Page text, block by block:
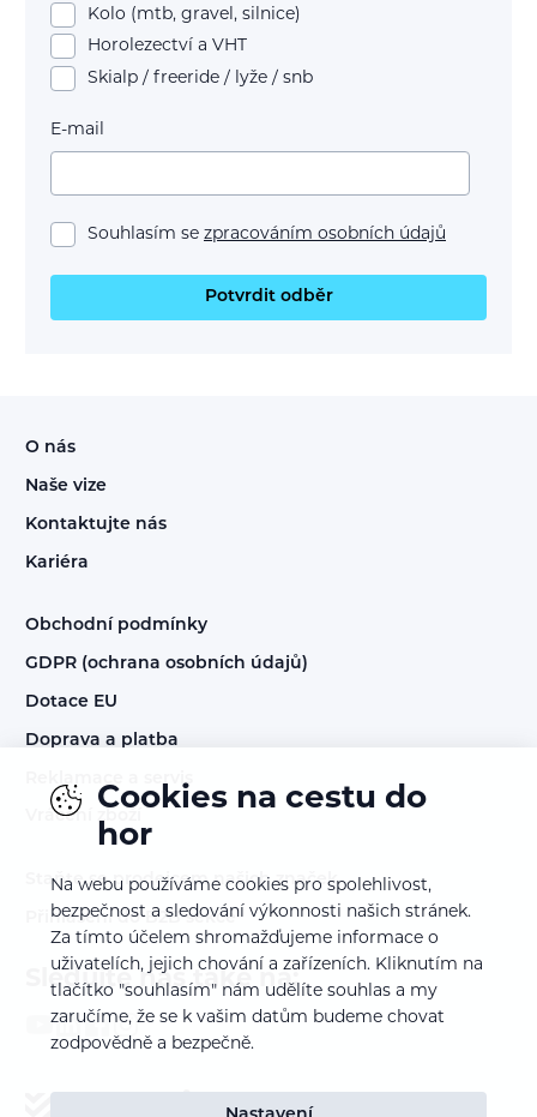
Kolo (mtb, gravel, silnice)
Horolezectví a VHT
Skialp / freeride / lyže / snb
E-mail
Souhlasím se zpracováním osobních údajů
Potvrdit odběr
O nás
Naše vize
Kontaktujte nás
Kariéra
Obchodní podmínky
GDPR (ochrana osobních údajů)
Dotace EU
Doprava a platba
Reklamace a servis
Vrácení zboží
Staňte se prodejcem našich značek
Přihlášení do B2B sekce
Sledujte nás také na:
Cookies na cestu do
hor
Na webu používáme cookies pro spolehlivost,
bezpečnost a sledování výkonnosti našich stránek.
Za tímto účelem shromažďujeme informace o
uživatelích, jejich chování a zařízeních. Kliknutím na
tlačítko "souhlasím" nám udělíte souhlas a my
zaručíme, že se k vašim datům budeme chovat
zodpovědně a bezpečně.